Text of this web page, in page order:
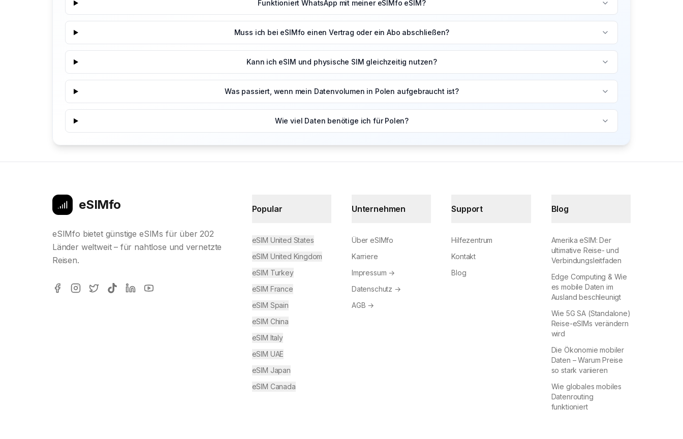
Funktioniert WhatsApp mit meiner eSIMfo eSIM?
Muss ich bei eSIMfo einen Vertrag oder ein Abo abschließen?
Kann ich eSIM und physische SIM gleichzeitig nutzen?
Was passiert, wenn mein Datenvolumen in Polen aufgebraucht ist?
Wie viel Daten benötige ich für Polen?
eSIMfo
eSIMfo bietet günstige eSIMs für über 202
Länder weltweit – für nahtlose und vernetzte
Reisen.
Popular
eSIM United States
eSIM United Kingdom
eSIM Turkey
eSIM France
eSIM Spain
eSIM China
eSIM Italy
eSIM UAE
eSIM Japan
eSIM Canada
Unternehmen
Über eSIMfo
Karriere
Impressum →
Datenschutz →
AGB →
Support
Hilfezentrum
Kontakt
Blog
Blog
Amerika eSIM: Der
ultimative Reise- und
Verbindungsleitfaden
Edge Computing & Wie
es mobile Daten im
Ausland beschleunigt
Wie 5G SA (Standalone)
Reise-eSIMs verändern
wird
Die Ökonomie mobiler
Daten – Warum Preise
so stark variieren
Wie globales mobiles
Datenrouting
funktioniert